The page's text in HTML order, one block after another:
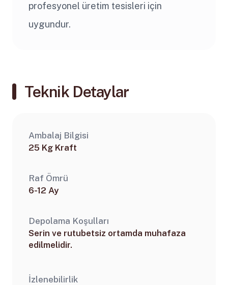
profesyonel üretim tesisleri için
uygundur.
Teknik Detaylar
Ambalaj Bilgisi
25 Kg Kraft
Raf Ömrü
6-12 Ay
Depolama Koşulları
Serin ve rutubetsiz ortamda muhafaza
edilmelidir.
İzlenebilirlik